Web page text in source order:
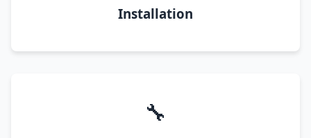
Installation
🔧